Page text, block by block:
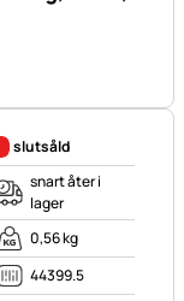
slutsåld
snart åter i
lager
0,56 kg
44399.5